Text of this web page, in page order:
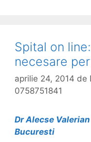
c
u
r
s
t
e
Spital on
necesare
aprilie 24, 2014 de
0758751841
Dr Alecse
Bucuresti